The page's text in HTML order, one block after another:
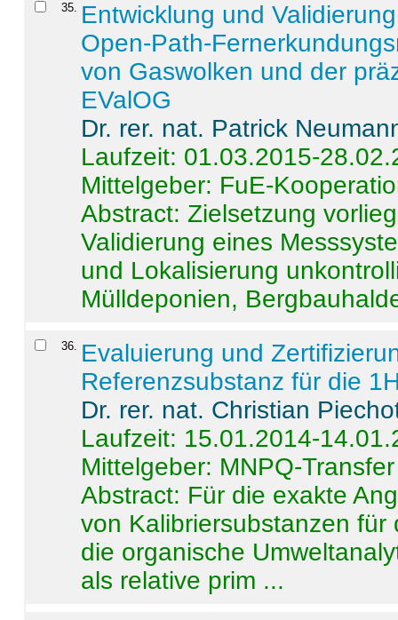
35. Entwicklung und
Open-Path-
von Gaswolken und der
EValOG
Dr. rer. nat. Patrick
Laufzeit: 01.03.2015-
Mittelgeber: FuE-
Abstract:Zielsetzung
Validierung eines
und Lokalisierung
Mülldeponien,
36. Evaluierung und
Referenzsubstanz für die
Dr. rer. nat. Christian
Laufzeit: 15.01.2014-
Mittelgeber: MNPQ-Transfer
Abstract: Für die exakte
von Kalibriersubstanzen
die organische
als relative prim ...